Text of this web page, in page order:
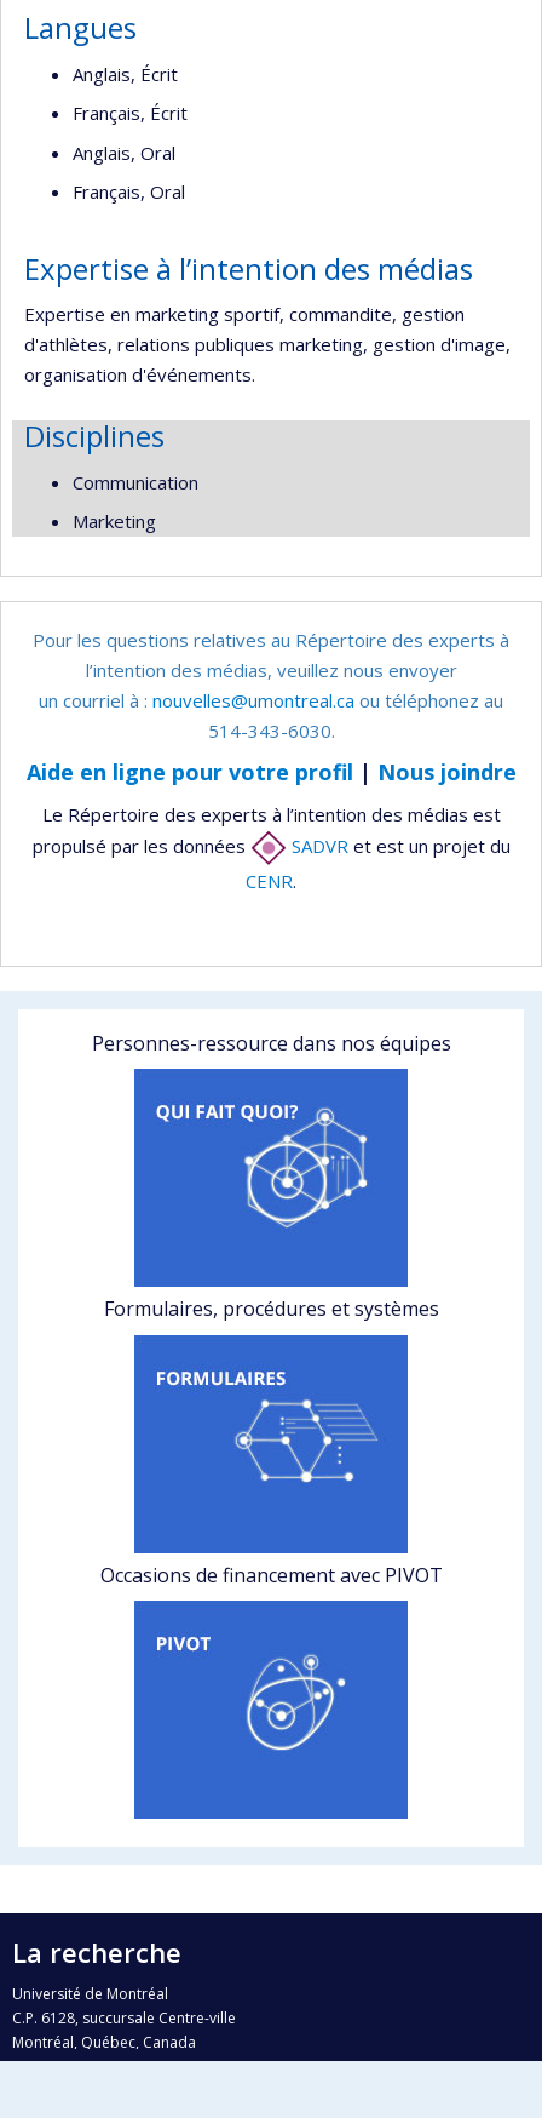
Langues
Anglais, Écrit
Français, Écrit
Anglais, Oral
Français, Oral
Expertise à l’intention des médias
Expertise en marketing sportif, commandite, gestion
d'athlètes, relations publiques marketing, gestion d'image,
organisation d'événements.
Disciplines
Communication
Marketing
Pour les questions relatives au Répertoire des experts à
l’intention des médias, veuillez nous envoyer
un courriel à : nouvelles@umontreal.ca ou téléphonez au
514-343-6030.
Aide en ligne pour votre profil | Nous joindre
Le Répertoire des experts à l’intention des médias est
propulsé par les données
SADVR et est un projet du
CENR.
Personnes-ressource dans nos équipes
Formulaires, procédures et systèmes
Occasions de financement avec PIVOT
La recherche
Université de Montréal
C.P. 6128, succursale Centre-ville
Montréal, Québec, Canada
H3C 3J7